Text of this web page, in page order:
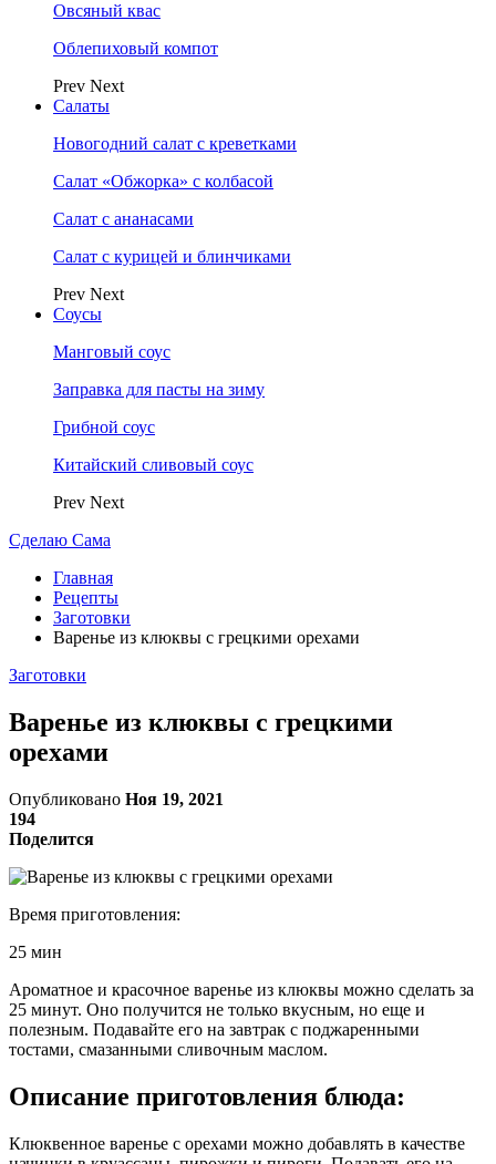
Овсяный квас
Облепиховый компот
Prev Next
Салаты
Новогодний салат с креветками
Салат «Обжорка» с колбасой
Салат с ананасами
Салат с курицей и блинчиками
Prev Next
Соусы
Манговый соус
Заправка для пасты на зиму
Грибной соус
Китайский сливовый соус
Prev Next
Сделаю Сама
Главная
Рецепты
Заготовки
Варенье из клюквы с грецкими орехами
Заготовки
Варенье из клюквы с грецкими
орехами
Опубликовано Ноя 19, 2021
194
Поделится
Время приготовления:
25 мин
Ароматное и красочное варенье из клюквы можно сделать за
25 минут. Оно получится не только вкусным, но еще и
полезным. Подавайте его на завтрак с поджаренными
тостами, смазанными сливочным маслом.
Описание приготовления блюда:
Клюквенное варенье с орехами можно добавлять в качестве